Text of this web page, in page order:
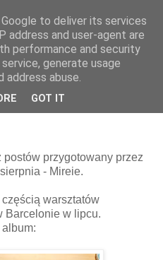
sierpnia | Mireia
przygotowany przez
- Mireie.
warsztatów
Barcelonie w lipcu.
to deliver its services
address and user-agent are
performance and security
generate usage
abuse.
GOT IT